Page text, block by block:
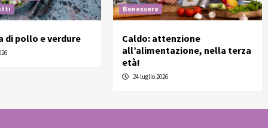
di pollo e verdure
Benessere
Caldo: attenzione
all’alimentazione, nella terza
età!
24 luglio 2026